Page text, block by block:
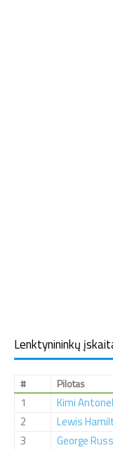
Lenktynininkų
# Pilotas
1 Kimi
2
Lewis
3
George